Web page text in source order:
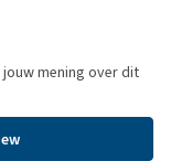
mening over dit